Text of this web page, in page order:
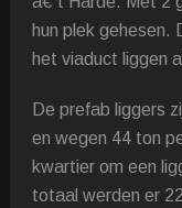
hun plek gehesen.
het viaduct liggen
De prefab liggers
en wegen 44 ton
kwartier om een
totaal werden er